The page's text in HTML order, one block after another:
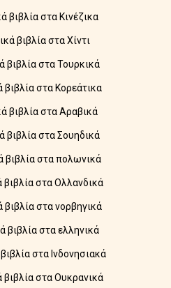
βιβλία στα Κινέζικα
βιβλία στα Χίντι
βιβλία στα Τουρκικά
βιβλία στα Κορεάτικα
βιβλία στα Αραβικά
βιβλία στα Σουηδικά
βιβλία στα πολωνικά
βιβλία στα Ολλανδικά
βιβλία στα νορβηγικά
βιβλία στα ελληνικά
στα Ινδονησιακά
βιβλία στα Ουκρανικά